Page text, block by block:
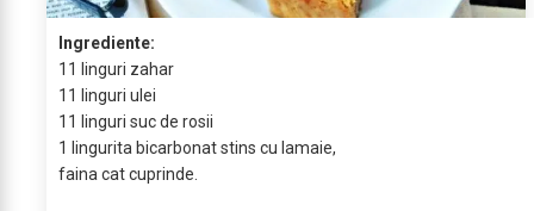
Ingrediente:
11 linguri zahar
11 linguri ulei
11 linguri suc de rosii
1 lingurita bicarbonat stins cu lamaie,
faina cat cuprinde.